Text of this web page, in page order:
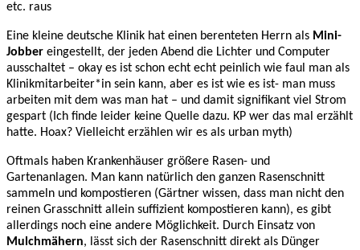
etc. raus
Eine kleine deutsche Klinik hat einen berenteten Herrn als Mini-
Jobber eingestellt, der jeden Abend die Lichter und Computer
ausschaltet – okay es ist schon echt echt peinlich wie faul man als
Klinikmitarbeiter*in sein kann, aber es ist wie es ist- man muss
arbeiten mit dem was man hat – und damit signifikant viel Strom
gespart (Ich finde leider keine Quelle dazu. KP wer das mal erzählt
hatte. Hoax? Vielleicht erzählen wir es als urban myth)
Oftmals haben Krankenhäuser größere Rasen- und
Gartenanlagen. Man kann natürlich den ganzen Rasenschnitt
sammeln und kompostieren (Gärtner wissen, dass man nicht den
reinen Grasschnitt allein suffizient kompostieren kann), es gibt
allerdings noch eine andere Möglichkeit. Durch Einsatz von
Mulchmähern, lässt sich der Rasenschnitt direkt als Dünger